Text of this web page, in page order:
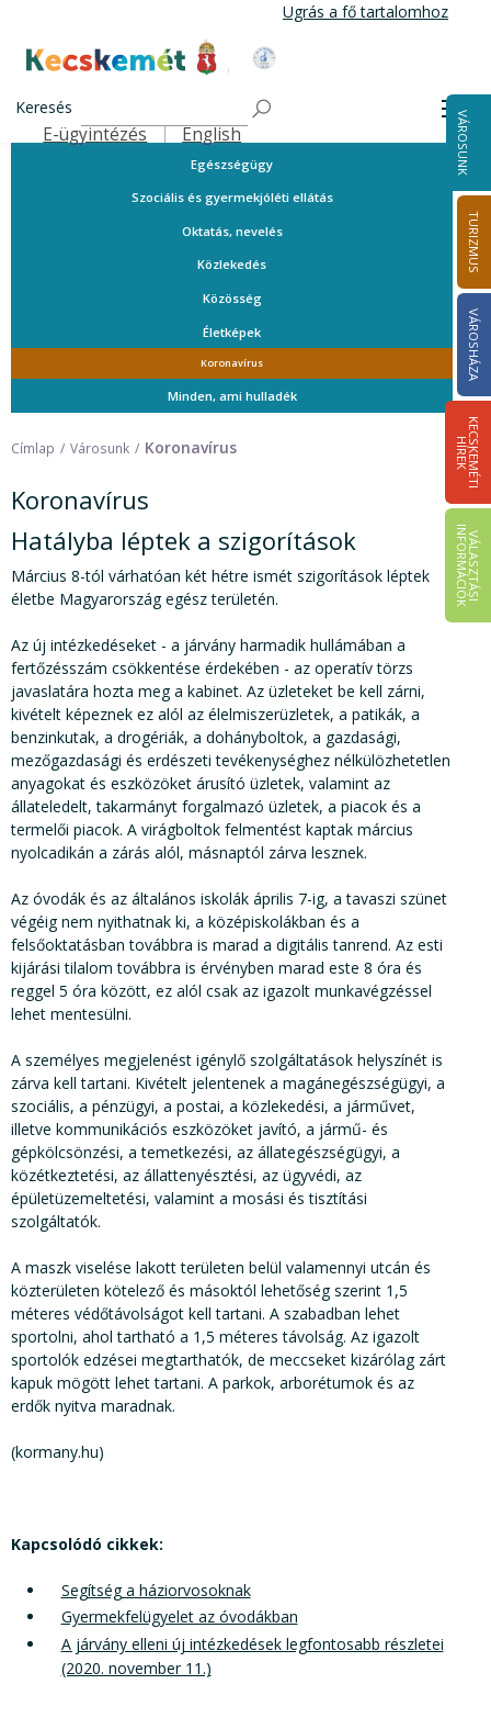
tartalomra
Ugrás a fő tartalomhoz
Kecskemét Város Honlapja
Keresés
Felső navigáció
E-ügyintézés English VÁROSUNK
TURIZMUS
VÁROSHÁZA
K
E
C
S
K
E
M
É
T
I
HÍ
R
E
K
V
Á
L
A
S
Z
T
Á
S
I
IN
F
O
R
M
Á
C
I
Ó
K
A városról
Közérdekű telefonszámok
Ügyintézés
Egészségügy
Szociális és gyermekjóléti ellátás
Oktatás, nevelés
Közlekedés
Közösség
Életképek
Koronavírus
Minden, ami hulladék
Címlap Városunk Koronavírus
Koronavírus
Hatályba léptek a szigorítások
Március 8-tól várhatóan két hétre ismét szigorítások léptek
életbe Magyarország egész területén.
Az új intézkedéseket - a járvány harmadik hullámában a
fertőzésszám csökkentése érdekében - az operatív törzs
javaslatára hozta meg a kabinet. Az üzleteket be kell zárni,
kivételt képeznek ez alól az élelmiszerüzletek, a patikák, a
benzinkutak, a drogériák, a dohányboltok, a gazdasági,
mezőgazdasági és erdészeti tevékenységhez nélkülözhetetlen
anyagokat és eszközöket árusító üzletek, valamint az
állateledelt, takarmányt forgalmazó üzletek, a piacok és a
termelői piacok. A virágboltok felmentést kaptak március
nyolcadikán a zárás alól, másnaptól zárva lesznek.
Az óvodák és az általános iskolák április 7-ig, a tavaszi szünet
végéig nem nyithatnak ki, a középiskolákban és a
felsőoktatásban továbbra is marad a digitális tanrend. Az esti
kijárási tilalom továbbra is érvényben marad este 8 óra és
reggel 5 óra között, ez alól csak az igazolt munkavégzéssel
lehet mentesülni.
A személyes megjelenést igénylő szolgáltatások helyszínét is
zárva kell tartani. Kivételt jelentenek a magánegészségügyi, a
szociális, a pénzügyi, a postai, a közlekedési, a járművet,
illetve kommunikációs eszközöket javító, a jármű- és
gépkölcsönzési, a temetkezési, az állategészségügyi, a
közétkeztetési, az állattenyésztési, az ügyvédi, az
épületüzemeltetési, valamint a mosási és tisztítási
szolgáltatók.
A maszk viselése lakott területen belül valamennyi utcán és
közterületen kötelező és másoktól lehetőség szerint 1,5
méteres védőtávolságot kell tartani. A szabadban lehet
sportolni, ahol tartható a 1,5 méteres távolság. Az igazolt
sportolók edzései megtarthatók, de meccseket kizárólag zárt
kapuk mögött lehet tartani. A parkok, arborétumok és az
erdők nyitva maradnak.
(kormany.hu)
Kapcsolódó cikkek:
Segítség a háziorvosoknak
Gyermekfelügyelet az óvodákban
A járvány elleni új intézkedések legfontosabb részletei
(2020. november 11.)